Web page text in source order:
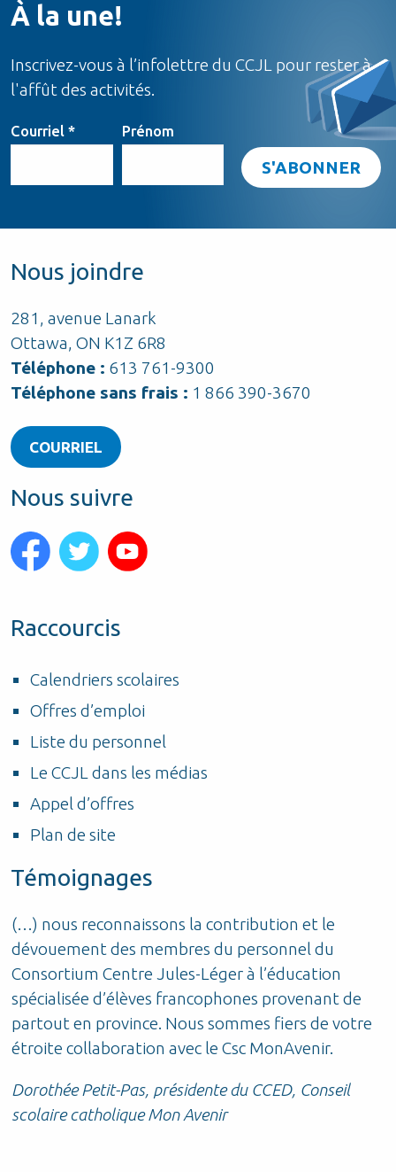
À la une!
Inscrivez-vous à l’infolettre du CCJL pour rester à
l'affût des activités.
Courriel * Prénom
Nous joindre
281, avenue Lanark
Ottawa, ON K1Z 6R8
Téléphone : 613 761-9300
Téléphone sans frais : 1 866 390-3670
COURRIEL
Nous suivre
Raccourcis
Calendriers scolaires
Offres d’emploi
Liste du personnel
Le CCJL dans les médias
Appel d’offres
Plan de site
Témoignages
(…) nous reconnaissons la contribution et le
dévouement des membres du personnel du
Consortium Centre Jules-Léger à l’éducation
spécialisée d’élèves francophones provenant de
partout en province. Nous sommes fiers de votre
étroite collaboration avec le Csc MonAvenir.
Dorothée Petit-Pas, présidente du CCED, Conseil
scolaire catholique Mon Avenir